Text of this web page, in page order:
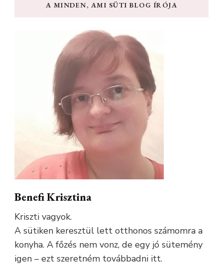
A MINDEN, AMI SÜTI BLOG ÍRÓJA
Benefi Krisztina
Kriszti vagyok.
A sütiken keresztül lett otthonos számomra a
konyha. A főzés nem vonz, de egy jó sütemény
igen – ezt szeretném továbbadni itt.